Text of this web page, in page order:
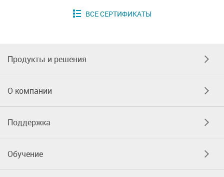
Продукты и решения
О компании
Поддержка
Обучение